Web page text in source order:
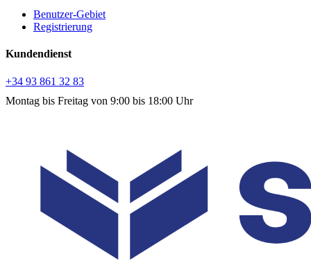
Benutzer-Gebiet
Registrierung
Kundendienst
+34 93 861 32 83
Montag bis Freitag von 9:00 bis 18:00 Uhr